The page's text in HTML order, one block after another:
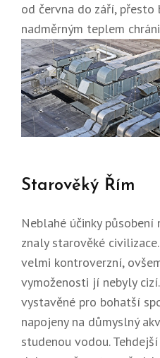
od června do září, přesto
nadměrným teplem
Starověký Řím
Neblahé účinky
znaly starověké
velmi kontroverzní,
vymoženosti jí nebyly
vystavěné pro bohatší
napojeny na důmyslný
studenou vodou.